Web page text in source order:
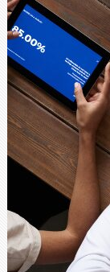
ードを
ること
うにし
密度な